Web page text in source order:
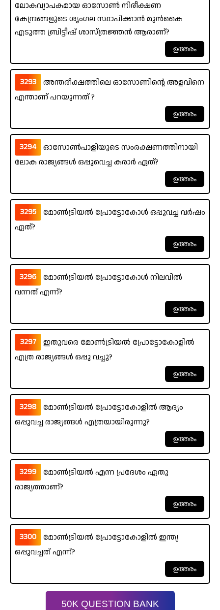
ലോകവ്യാപകമായ ഓസോൺ നിരീക്ഷണ
കേന്ദ്രങ്ങളുടെ ശൃംഗല സ്ഥാപിക്കാൻ മുൻകൈ
എടുത്ത ബ്രിട്ടീഷ് ശാസ്ത്രജ്ഞൻ ആരാണ്?
3293
അന്തരീക്ഷത്തിലെ ഓസോണിന്റെ അളവിനെ
എന്താണ് പറയുന്നത് ?
3294
ഓസോൺപാളിയുടെ സംരക്ഷണത്തിനായി
ലോക രാജ്യങ്ങൾ ഒപ്പുവെച്ച കരാർ ഏത്?
3295
മോൺട്രിയൽ പ്രോട്ടോകോൾ ഒപ്പുവച്ച വർഷം
ഏത്?
3296
മോൺട്രിയൽ പ്രോട്ടോകോൾ നിലവിൽ
വന്നത് എന്ന്?
3297
ഇതുവരെ മോൺട്രിയൽ പ്രോട്ടോകോളിൽ
എത്ര രാജ്യങ്ങൾ ഒപ്പു വച്ചു?
3298
മോൺട്രിയൽ പ്രോട്ടോകോളിൽ ആദ്യം
ഒപ്പുവച്ച രാജ്യങ്ങൾ എത്രയായിരുന്നു?
3299
മോൺട്രിയൽ എന്ന പ്രദേശം ഏതു
രാജ്യത്താണ്?
3300
മോൺട്രിയൽ പ്രോട്ടോകോളിൽ ഇന്ത്യ
ഒപ്പുവച്ചത് എന്ന്?
50K QUESTION BANK